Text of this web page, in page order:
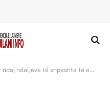
të energjisë elektrike dhe furnizimit jo stabil